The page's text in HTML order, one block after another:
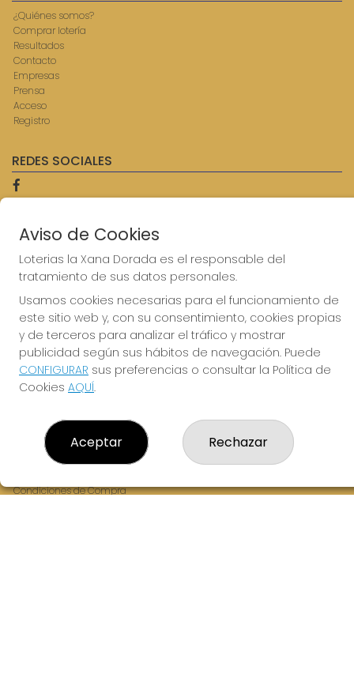
¿Quiénes somos?
Comprar lotería
Resultados
Contacto
Empresas
Prensa
Acceso
Registro
REDES SOCIALES
CONTACTO
ADMINISTRACION DE LOTERIAS: 9-AVILES - RECEPTOR
OFICIAL: 57750
985567207
Clica aquí para contactar por WhatsApp
614069067
info@laxanadorada.com
Fernandez Balsera 26 bajo
Aviles, 33402
(Asturias) España
Aviso Legal
Política de Privacidad
Condiciones de Compra
Aviso de Cookies
Loterias la Xana Dorada es el responsable del
tratamiento de sus datos personales.
Usamos cookies necesarias para el funcionamiento de
este sitio web y, con su consentimiento, cookies propias
y de terceros para analizar el tráfico y mostrar
publicidad según sus hábitos de navegación. Puede
CONFIGURAR sus preferencias o consultar la Política de
Cookies AQUÍ.
Aceptar Rechazar